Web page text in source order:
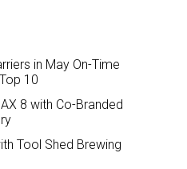
in May On-Time
10
8 with Co-Branded
Tool Shed Brewing